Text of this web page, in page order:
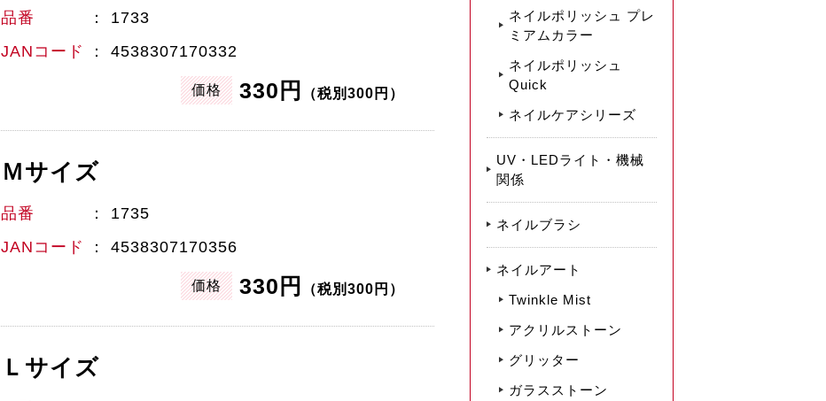
品番
1733
JANコード
4538307170332
価格 330円 （税別300円）
Ｍサイズ
品番
1735
JANコード
4538307170356
価格 330円 （税別300円）
Ｌサイズ
ネイルポリッシュ プレ
ミアムカラー
ネイルポリッシュ
Quick
ネイルケアシリーズ
UV・LEDライト・機械
関係
ネイルブラシ
ネイルアート
Twinkle Mist
アクリルストーン
グリッター
ガラスストーン